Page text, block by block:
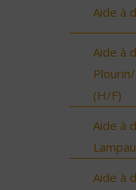
Aide à
Aide à
(H/F)
Aide à
Aide à